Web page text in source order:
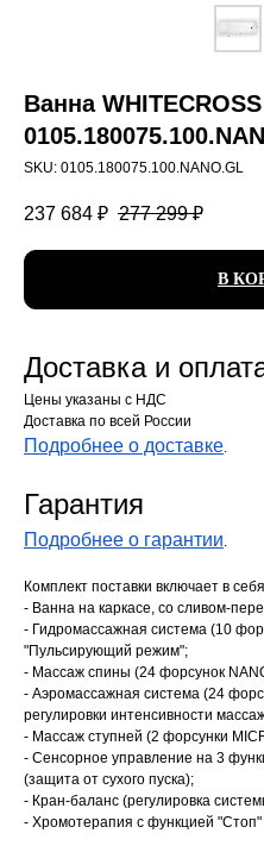
Ванна
SKU: 0105.180075.100.NANO.GL
237 684 ₽ 277 299 ₽
В
Доставка и
Цены указаны с НДС
Доставка по всей России
Подробнее о доставке.
Гарантия
Подробнее о гарантии.
Комплект поставки включает в
- Ванна на каркасе, со сливом-
- Гидромассажная система (10
"Пульсирующий режим";
- Массаж спины (24 форсунок
- Аэромассажная система (24
регулировки интенсивности
- Массаж ступней (2 форсунки
- Сенсорное управление на 3
(защита от сухого пуска);
- Кран-баланс (регулировка
- Хромотерапия с функцией